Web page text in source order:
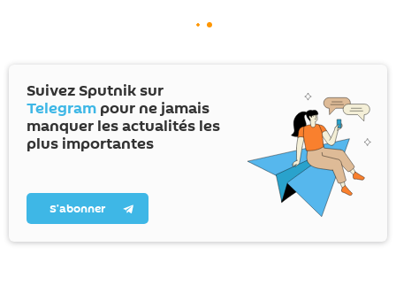
Suivez Sputnik sur
Telegram pour ne jamais
manquer les actualités les
plus importantes
S’abonner